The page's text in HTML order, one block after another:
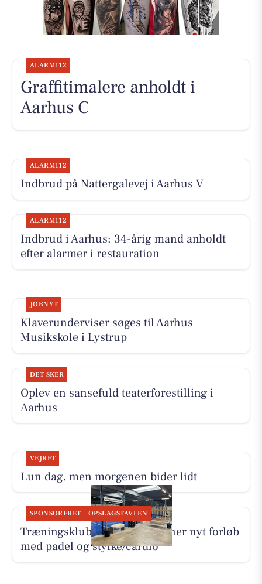
ALARM112
Graffitimalere anholdt i
Aarhus C
ALARM112
Indbrud på Nattergalevej i Aarhus V
ALARM112
Indbrud i Aarhus: 34-årig mand anholdt
efter alarmer i restauration
JOBNYT
Klaverunderviser søges til Aarhus
Musikskole i Lystrup
DET SKER
Oplev en sansefuld teaterforestilling i
Aarhus
VEJRET
Lun dag, men morgenen bider lidt
SPONSORERET OPSLAGSTAVLEN
Træningsklubben By Lind åbner nyt forløb
med padel og styrke/cardio